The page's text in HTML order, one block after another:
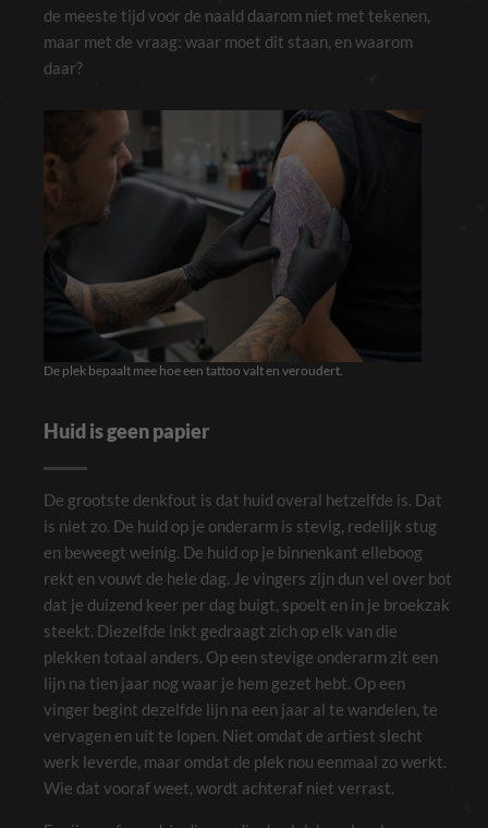
de meeste tijd voor de naald daarom niet met tekenen,
maar met de vraag: waar moet dit staan, en waarom
daar?
De plek bepaalt mee hoe een tattoo valt en veroudert.
Huid is geen papier
De grootste denkfout is dat huid overal hetzelfde is. Dat
is niet zo. De huid op je onderarm is stevig, redelijk stug
en beweegt weinig. De huid op je binnenkant elleboog
rekt en vouwt de hele dag. Je vingers zijn dun vel over bot
dat je duizend keer per dag buigt, spoelt en in je broekzak
steekt. Diezelfde inkt gedraagt zich op elk van die
plekken totaal anders. Op een stevige onderarm zit een
lijn na tien jaar nog waar je hem gezet hebt. Op een
vinger begint dezelfde lijn na een jaar al te wandelen, te
vervagen en uit te lopen. Niet omdat de artiest slecht
werk leverde, maar omdat de plek nou eenmaal zo werkt.
Wie dat vooraf weet, wordt achteraf niet verrast.